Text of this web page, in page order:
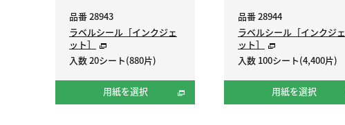
品番 28943
ラベルシール［インクジェ
ット］
入数 20シート(880片)
用紙を選択
品番 28944
ラベルシール［インクジェ
ット］
入数 100シート(4,400片)
用紙を選択